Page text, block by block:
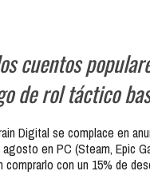
cuentos
de rol táctico
Digital se complace en
en PC (Steam, Epic
comprarlo con un 15% de